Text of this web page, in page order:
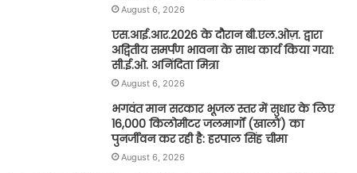
August 6, 2026
एस.आई.आर.2026 के दौरान बी.एल.ओज़. द्वारा
अद्वितीय समर्पण भावना के साथ कार्य किया गया:
सी.ई.ओ. अनिंदिता मित्रा
August 6, 2026
भगवंत मान सरकार भूजल स्तर में सुधार के लिए
16,000 किलोमीटर जलमार्गों (खालों) का
पुनर्जीवन कर रही है: हरपाल सिंह चीमा
August 6, 2026